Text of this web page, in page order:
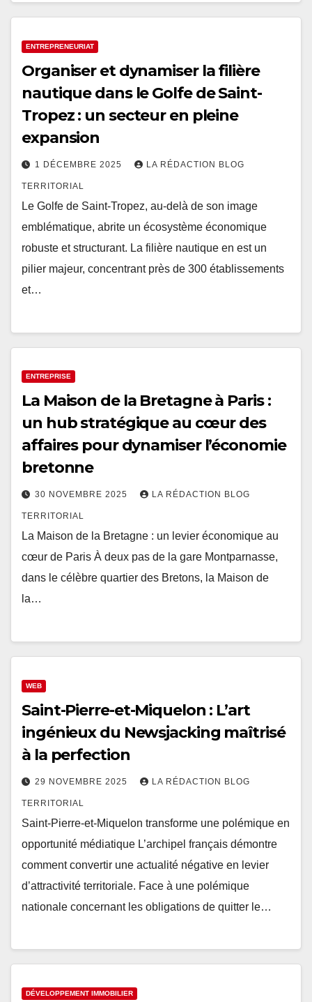
ENTREPRENEURIAT
Organiser et dynamiser la filière
nautique dans le Golfe de Saint-
Tropez : un secteur en pleine
expansion
1 DÉCEMBRE 2025 LA RÉDACTION BLOG
TERRITORIAL
Le Golfe de Saint-Tropez, au-delà de son image
emblématique, abrite un écosystème économique
robuste et structurant. La filière nautique en est un
pilier majeur, concentrant près de 300 établissements
et…
ENTREPRISE
La Maison de la Bretagne à Paris :
un hub stratégique au cœur des
affaires pour dynamiser l’économie
bretonne
30 NOVEMBRE 2025 LA RÉDACTION BLOG
TERRITORIAL
La Maison de la Bretagne : un levier économique au
cœur de Paris À deux pas de la gare Montparnasse,
dans le célèbre quartier des Bretons, la Maison de
la…
WEB
Saint-Pierre-et-Miquelon : L’art
ingénieux du Newsjacking maîtrisé
à la perfection
29 NOVEMBRE 2025 LA RÉDACTION BLOG
TERRITORIAL
Saint-Pierre-et-Miquelon transforme une polémique en
opportunité médiatique L’archipel français démontre
comment convertir une actualité négative en levier
d’attractivité territoriale. Face à une polémique
nationale concernant les obligations de quitter le…
DÉVELOPPEMENT IMMOBILIER